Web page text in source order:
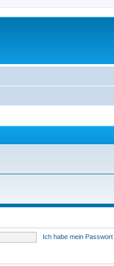
Ich habe mein